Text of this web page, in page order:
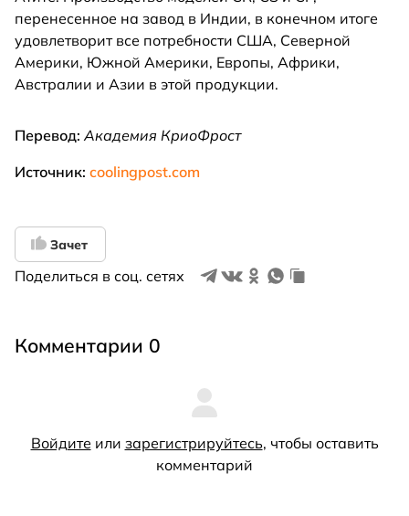
перенесенное на завод в Индии, в конечном итоге
удовлетворит все потребности США, Северной
Америки, Южной Америки, Европы, Африки,
Австралии и Азии в этой продукции.
Перевод: Академия КриоФрост
Источник: coolingpost.com
Зачет
Поделиться в соц. сетях
Комментарии 0
Войдите или зарегистрируйтесь, чтобы оставить
комментарий